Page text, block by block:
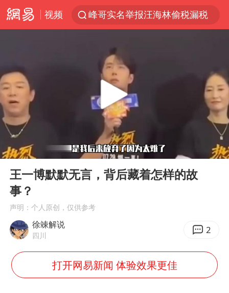
视频
峰哥实名举报汪海林偷税漏税
解锁各地夏日限定体验
男童模仿奥特曼从高处跳下致骨折
富婆带资进组给自己硬加60多场吻戏
黄金创今年来最大单周涨幅
名创优品一次性内裤 颜面尽失
视频丨中国东方电气集团原党组副书记、董事宋致远被查
金饰克价一夜涨回1300元
白海豚将正面袭击贯穿浙江
酒店回应车内过夜被收150元
牛津大学一纸声明甩不了锅
网传《披荆斩棘2026》名单
Play
00:00
王一博默默无言，背后藏着怎样的故
事？
声明：个人原创，仅供参考
徐竦解说
四川 2
打开网易新闻 体验效果更佳